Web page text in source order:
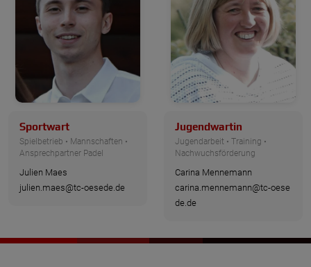
Sportwart
Spielbetrieb • Mannschaften •
Ansprechpartner Padel
Julien Maes
julien.maes@tc-oesede.de
Jugendwartin
Jugendarbeit • Training •
Nachwuchsförderung
Carina Mennemann
carina.mennemann@tc-oese
de.de